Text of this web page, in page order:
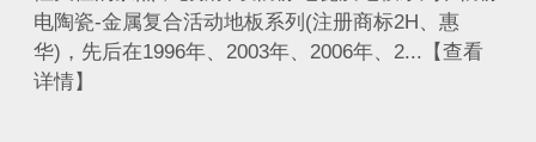
电陶瓷-金属复合活动地板系列(注册商标2H、惠
华)，先后在1996年、2003年、2006年、2...【查看
详情】